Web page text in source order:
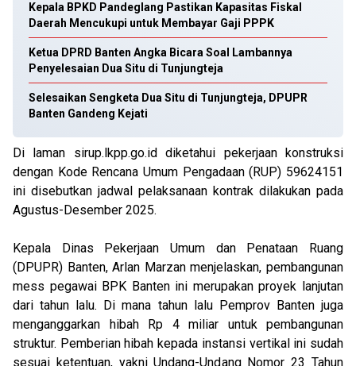
Kepala BPKD Pandeglang Pastikan Kapasitas Fiskal
Daerah Mencukupi untuk Membayar Gaji PPPK
Ketua DPRD Banten Angka Bicara Soal Lambannya
Penyelesaian Dua Situ di Tunjungteja
Selesaikan Sengketa Dua Situ di Tunjungteja, DPUPR
Banten Gandeng Kejati
Di laman sirup.lkpp.go.id diketahui pekerjaan konstruksi
dengan Kode Rencana Umum Pengadaan (RUP) 59624151
ini disebutkan jadwal pelaksanaan kontrak dilakukan pada
Agustus-Desember 2025.
Kepala Dinas Pekerjaan Umum dan Penataan Ruang
(DPUPR) Banten, Arlan Marzan menjelaskan, pembangunan
mess pegawai BPK Banten ini merupakan proyek lanjutan
dari tahun lalu. Di mana tahun lalu Pemprov Banten juga
menganggarkan hibah Rp 4 miliar untuk pembangunan
struktur. Pemberian hibah kepada instansi vertikal ini sudah
sesuai ketentuan, yakni Undang-Undang Nomor 23 Tahun